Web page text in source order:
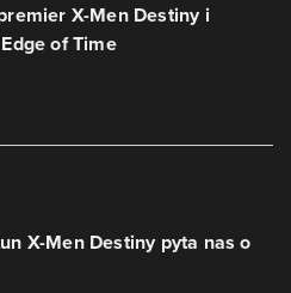
X-Men Destiny i
of Time
X-Men Destiny pyta nas o